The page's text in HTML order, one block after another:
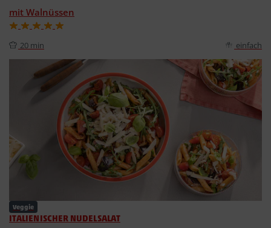
mit Walnüssen
20 min einfach
Veggie
ITALIENISCHER NUDELSALAT